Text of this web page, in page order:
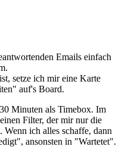
Emails einfach
setze ich mir eine Karte
auf's Board.
Minuten als Timebox. Im
Filter, der mir nur die
ich alles schaffe, dann
ansonsten in "Wartetet".